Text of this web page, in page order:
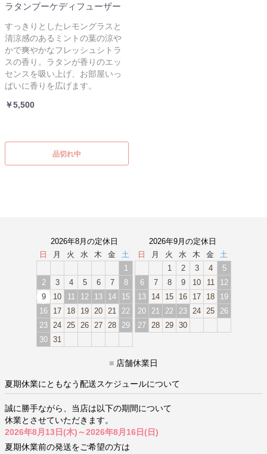
ラタンブーケディフューザー
すっきりとしたレモングラスと
清涼感のあるミントの葉の涼や
かで爽やかなフレッシュシトラ
スの香り。ラタンが香りのエッ
センスを吸い上げ、お部屋いっ
ぱいに香りを広げます。
￥5,500
品切れ中
2026年8月の定休日
日
月 火 水 木 金
土
1
2
3 4 5 6 7
8
9
10 11 12 13 14
15
16
17 18 19 20 21
22
23 24 25 26 27 28
29
30 31
2026年9月の定休日
日
月 火 水 木 金
土
1
2 3 4
5
6
7 8 9 10 11
12
13
14 15 16 17 18
19
20
21 22 23 24 25
26
27 28 29 30
■ 店舗休業日
夏期休業にともなう配送スケジュールについて
誠に勝手ながら、当店は以下の期間について
休業とさせていただきます。
2026年8月13日(木)～2026年8月16日(日)
夏期休業前の発送をご希望の方は